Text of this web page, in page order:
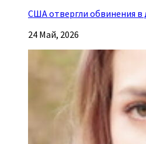
США отвергли обвинения в
24 Май, 2026